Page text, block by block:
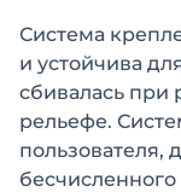
Система
и устойчива
сбивалась при
рельефе.
пользователя,